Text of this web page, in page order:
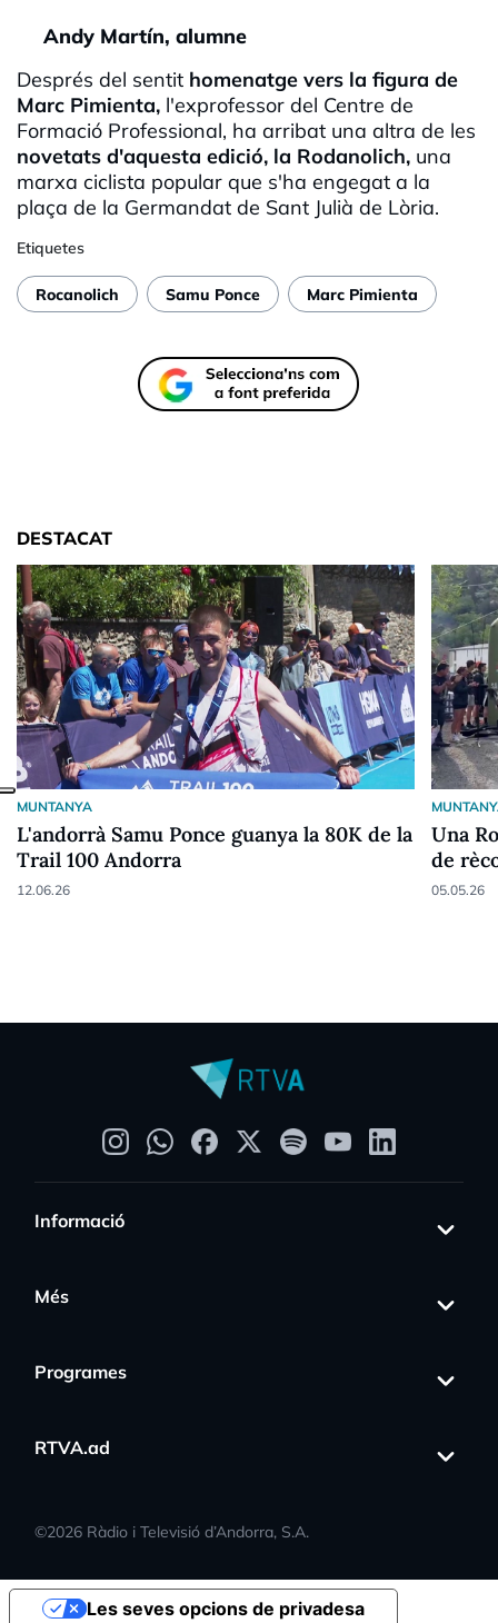
Andy Martín, alumne
Després del sentit homenatge vers la figura de
Marc Pimienta, l'exprofessor del Centre de
Formació Professional, ha arribat una altra de les
novetats d'aquesta edició, la Rodanolich, una
marxa ciclista popular que s'ha engegat a la
plaça de la Germandat de Sant Julià de Lòria.
Etiquetes
Rocanolich Samu Ponce Marc Pimienta
DESTACAT
MUNTANYA
L'andorrà Samu Ponce guanya la 80K de la
Trail 100 Andorra
12.06.26
Una
de
05.05.26
Informació
Més
Programes
RTVA.ad
©2026 Ràdio i Televisió d’Andorra, S.A.
Les seves opcions de privadesa